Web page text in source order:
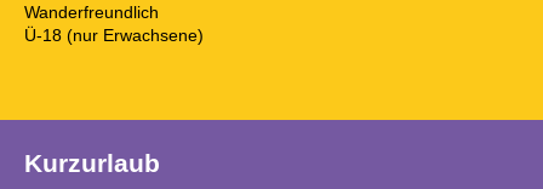
Wanderfreundlich
Ü-18 (nur Erwachsene)
Kurzurlaub